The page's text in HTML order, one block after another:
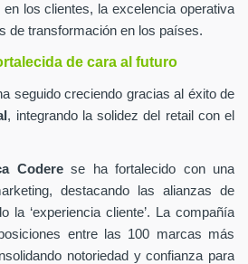
los clientes, la excelencia operativa
de transformación en los países.
de cara al futuro
seguido creciendo gracias al éxito de
, integrando la solidez del retail con el
Coderese ha fortalecido con una
destacando las alianzas de
la ‘experiencia cliente’. La compañía
entre las 100 marcas más
notoriedad y confianza para